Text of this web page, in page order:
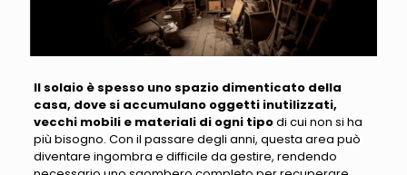
Il solaio è spesso uno spazio dimenticato della
casa, dove si accumulano oggetti inutilizzati,
vecchi mobili e materiali di ogni tipodi cui non si ha
più bisogno. Con il passare degli anni, questa area può
diventare ingombra e difficile da gestire, rendendo